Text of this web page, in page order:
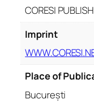
CORESI
Imprint
Place of
București